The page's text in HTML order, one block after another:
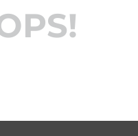
5
azeite
6º
detergente